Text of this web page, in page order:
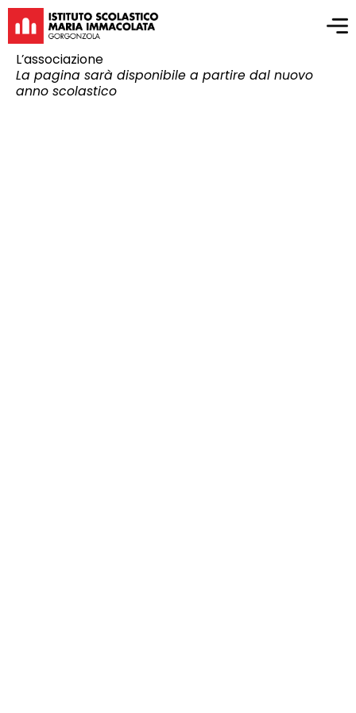
L’associazione
La pagina sarà disponibile a partire dal nuovo
anno scolastico